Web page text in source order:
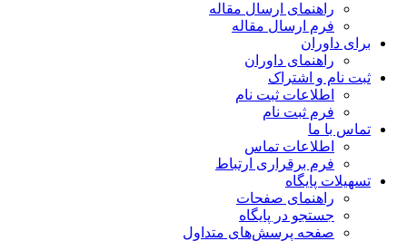
راهنمای ارسال مقاله
فرم ارسال مقاله
برای داوران
راهنمای داوران
ثبت نام و اشتراک
اطلاعات ثبت نام
فرم ثبت نام
تماس با ما
اطلاعات تماس
فرم برقراری ارتباط
تسهیلات پایگاه
راهنمای صفحات
جستجو در پایگاه
صفحه پرسش‌های متداول